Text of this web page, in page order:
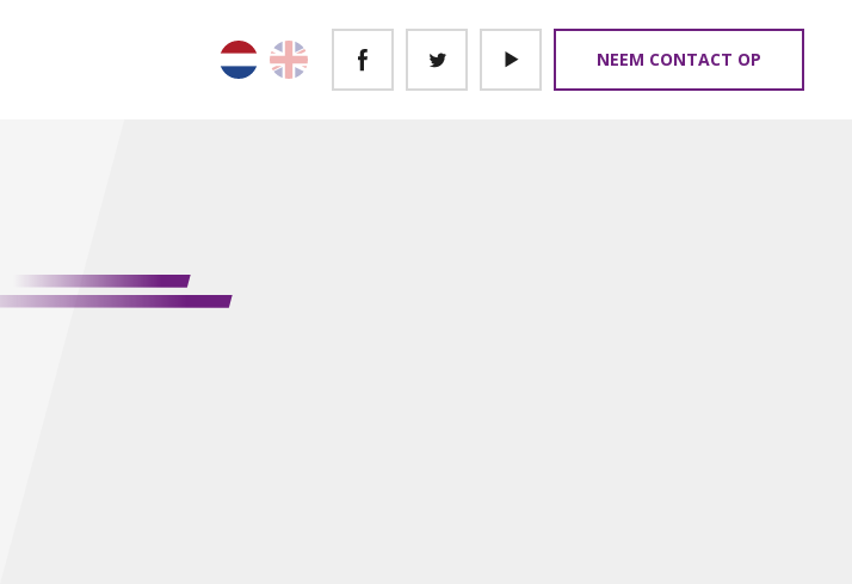
NEEM CONTACT OP